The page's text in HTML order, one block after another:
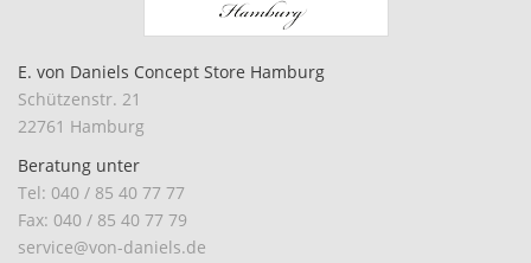
E. von Daniels Concept Store Hamburg
Schützenstr. 21
22761 Hamburg
Beratung unter
Tel: 040 / 85 40 77 77
Fax: 040 / 85 40 77 79
service@von-daniels.de